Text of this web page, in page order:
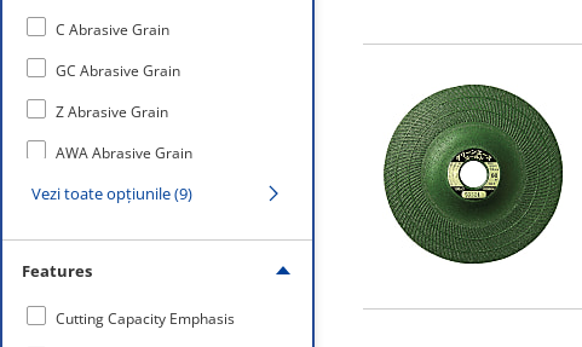
320
C Abrasive Grain
GC Abrasive Grain
Z Abrasive Grain
AWA Abrasive Grain
CC Abrasive Grain
AC Abrasive Grain
Ceramic Abrasive Grain
Vezi toate opțiunile (9)
Features
Cutting Capacity Emphasis